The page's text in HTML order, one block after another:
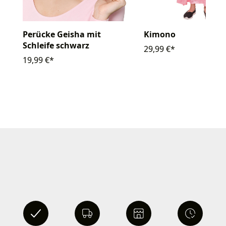
Perücke Geisha mit
Schleife schwarz
19,99 €*
Kimono
29,99 €*